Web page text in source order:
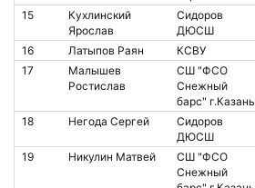
15
Кухлинский
Ярослав
Сидоров
ДЮСШ
16
Латыпов Раян КСВУ
17
Малышев
Ростислав
СШ "ФСО
Снежный
барс" г.Казань
18 Негода Сергей
Сидоров
ДЮСШ
19
Никулин Матвей
СШ "ФСО
Снежный